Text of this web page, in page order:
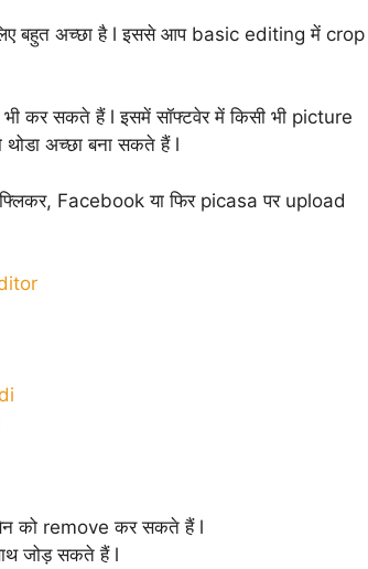
बहुत अच्छा है l इससे आप basic editing में crop
सकते हैं l इसमें सॉफ्टवेर में किसी भी picture
अच्छा बना सकते हैं l
Facebook या फिर picasa पर upload
बैन को remove कर सकते हैं l
जोड़ सकते हैं l